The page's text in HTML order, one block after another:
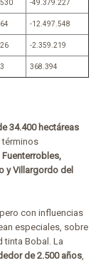
-49.379.227
-12.497.548
-2.359.219
368.394
34.400 hectáreas
términos
y Villargordo del
con influencias
especiales, sobre
Bobal. La
de 2.500 años